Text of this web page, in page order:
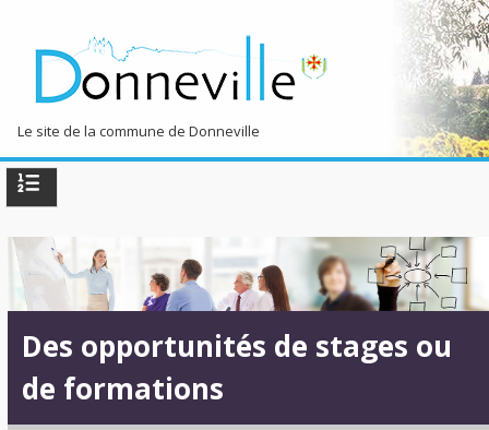
Le site de la commune de Donneville
TPL_PROTOSTAR_TOGGLE_MENU
Accueil
La commune
Loisirs & Découvertes
Des opportunités de stages ou
de formations